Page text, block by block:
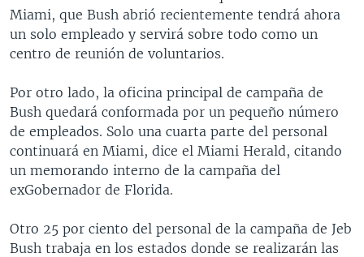
ENTRETENIMIENTO
Miami, que Bush abrió recientemente tendrá ahora
un solo empleado y servirá sobre todo como un
centro de reunión de voluntarios.
Por otro lado, la oficina principal de campaña de
Bush quedará conformada por un pequeño número
de empleados. Solo una cuarta parte del personal
continuará en Miami, dice el Miami Herald, citando
un memorando interno de la campaña del
exGobernador de Florida.
Otro 25 por ciento del personal de la campaña de Jeb
Bush trabaja en los estados donde se realizarán las